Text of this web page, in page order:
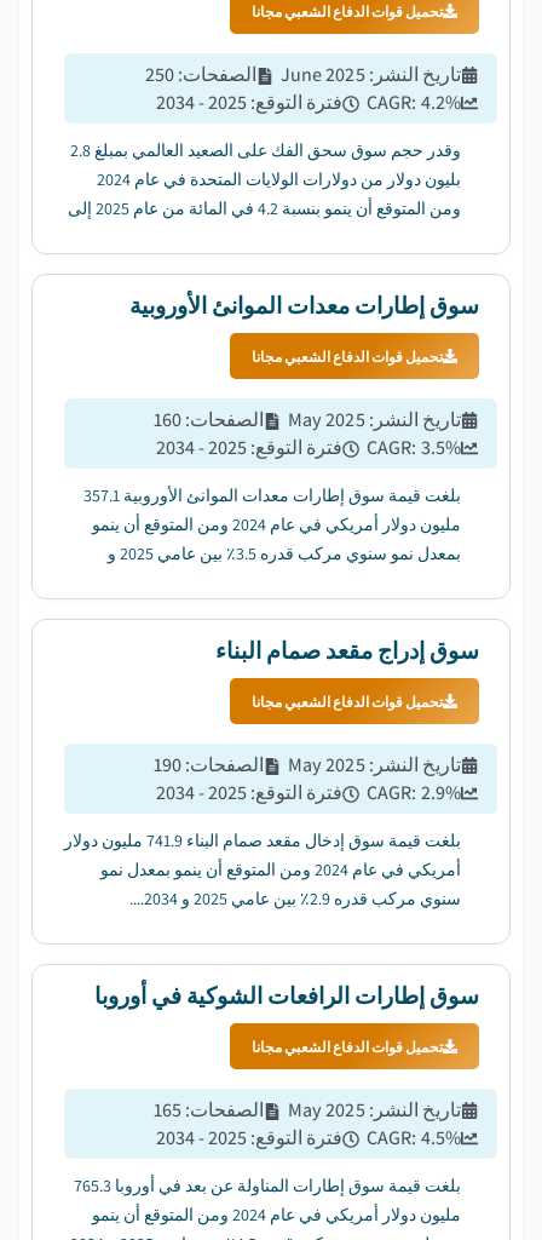
تحميل قوات الدفاع الشعبي مجانا
تاريخ النشر :
June 2025 الصفحات:
250
CAGR: 4.2% فترة التوقع:
2025 - 2034
وقدر حجم سوق سحق الفك على الصعيد العالمي بمبلغ 2.8
بليون دولار من دولارات الولايات المتحدة في عام 2024
ومن المتوقع أن ينمو بنسبة 4.2 في المائة من عام 2025 إلى
سوق إطارات معدات الموانئ الأوروبية
تحميل قوات الدفاع الشعبي مجانا
تاريخ النشر :
May 2025 الصفحات:
160
CAGR: 3.5% فترة التوقع:
2025 - 2034
بلغت قيمة سوق إطارات معدات الموانئ الأوروبية 357.1
مليون دولار أمريكي في عام 2024 ومن المتوقع أن ينمو
بمعدل نمو سنوي مركب قدره 3.5٪ بين عامي 2025 و
سوق إدراج مقعد صمام البناء
تحميل قوات الدفاع الشعبي مجانا
تاريخ النشر :
May 2025 الصفحات:
190
CAGR: 2.9% فترة التوقع:
2025 - 2034
بلغت قيمة سوق إدخال مقعد صمام البناء 741.9 مليون دولار
أمريكي في عام 2024 ومن المتوقع أن ينمو بمعدل نمو
سنوي مركب قدره 2.9٪ بين عامي 2025 و 2034....
سوق إطارات الرافعات الشوكية في أوروبا
تحميل قوات الدفاع الشعبي مجانا
تاريخ النشر :
May 2025 الصفحات:
165
CAGR: 4.5% فترة التوقع:
2025 - 2034
بلغت قيمة سوق إطارات المناولة عن بعد في أوروبا 765.3
مليون دولار أمريكي في عام 2024 ومن المتوقع أن ينمو